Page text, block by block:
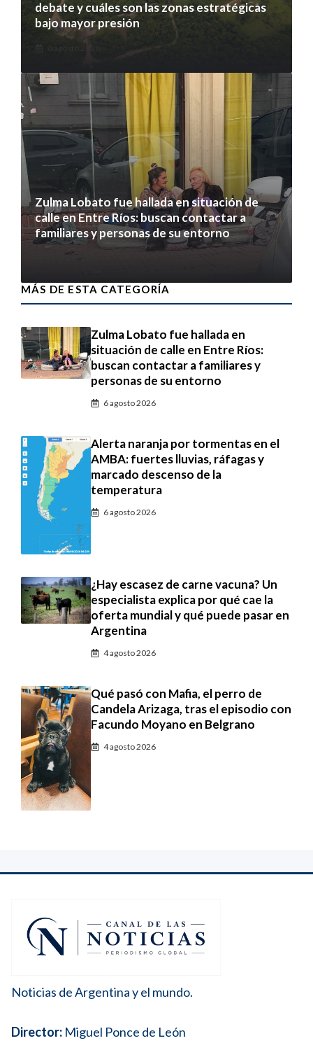
debate y cuáles son las zonas estratégicas
bajo mayor presión
Zulma Lobato fue hallada en situación de
calle en Entre Ríos: buscan contactar a
familiares y personas de su entorno
6 agosto 2026
MÁS DE ESTA CATEGORÍA
Zulma Lobato fue hallada en
situación de calle en Entre Ríos:
buscan contactar a familiares y
personas de su entorno
6 agosto 2026
Alerta naranja por tormentas en el
AMBA: fuertes lluvias, ráfagas y
marcado descenso de la
temperatura
6 agosto 2026
¿Hay escasez de carne vacuna? Un
especialista explica por qué cae la
oferta mundial y qué puede pasar en
Argentina
4 agosto 2026
Qué pasó con Mafia, el perro de
Candela Arizaga, tras el episodio con
Facundo Moyano en Belgrano
4 agosto 2026
Noticias de Argentina y el mundo.
Director: Miguel Ponce de León